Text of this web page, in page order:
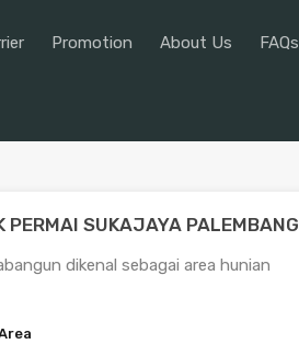
Promotion About Us FAQs
PERMAI SUKAJAYA PALEMBANG
dikenal sebagai area hunian